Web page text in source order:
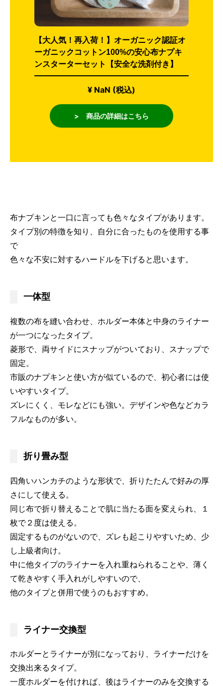
【大人気！再入荷！】オーガニック認証オ
ーガニックコットン100%の安心布ナプキ
ンスターターセット【安全な洗剤付き】
¥ NaN (税込)
> 商品の詳細はこちら
布ナプキンと一口に言っても色々なタイプがあります。
タイプ別の特徴を知り、自分に合ったものを使用する事
で
色々な不安に対するハードルを下げると思います。
一体型
複数の布を縫い合わせ、ホルダー本体と中身のライナー
が一つになったタイプ。
菱形で、両サイドにスナップがついており、スナップで
固定。
市販のナプキンと使い方が似ているので、初心者には使
いやすいタイプ。
ズレにくく、モレなどにも強い。デザインや色などカラ
フルなものが多い。
折り畳み型
四角いハンカチのような形状で、折りたたんで好みの厚
さにして使える。
同じ布で折り替えることで肌に当たる面を変えられ、１
枚で２度は使える。
固定するものがないので、ズレも起こりやすいため、少
し上級者向け。
中に他タイプのライナーを入れ重ねられることや、薄く
て乾きやすく手入れがしやすいので、
他のタイプと併用で使うのもおすすめ。
ライナー交換型
ホルダーとライナーが別になっており、ライナーだけを
交換出来るタイプ。
一度ホルダーを付ければ、後はライナーのみを交換する